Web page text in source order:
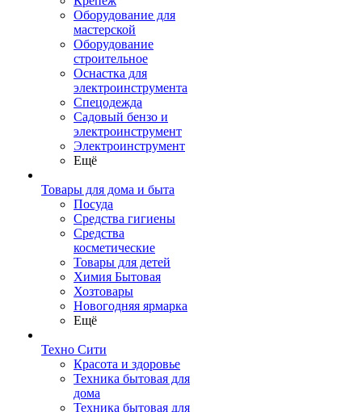
Оборудование для
мастерской
Оборудование
строительное
Оснастка для
электроинструмента
Спецодежда
Садовый бензо и
электроинструмент
Электроинструмент
Ещё
Товары для дома и быта
Посуда
Средства гигиены
Средства
косметические
Товары для детей
Химия Бытовая
Хозтовары
Новогодняя ярмарка
Ещё
Техно Сити
Красота и здоровье
Техника бытовая для
дома
Техника бытовая для